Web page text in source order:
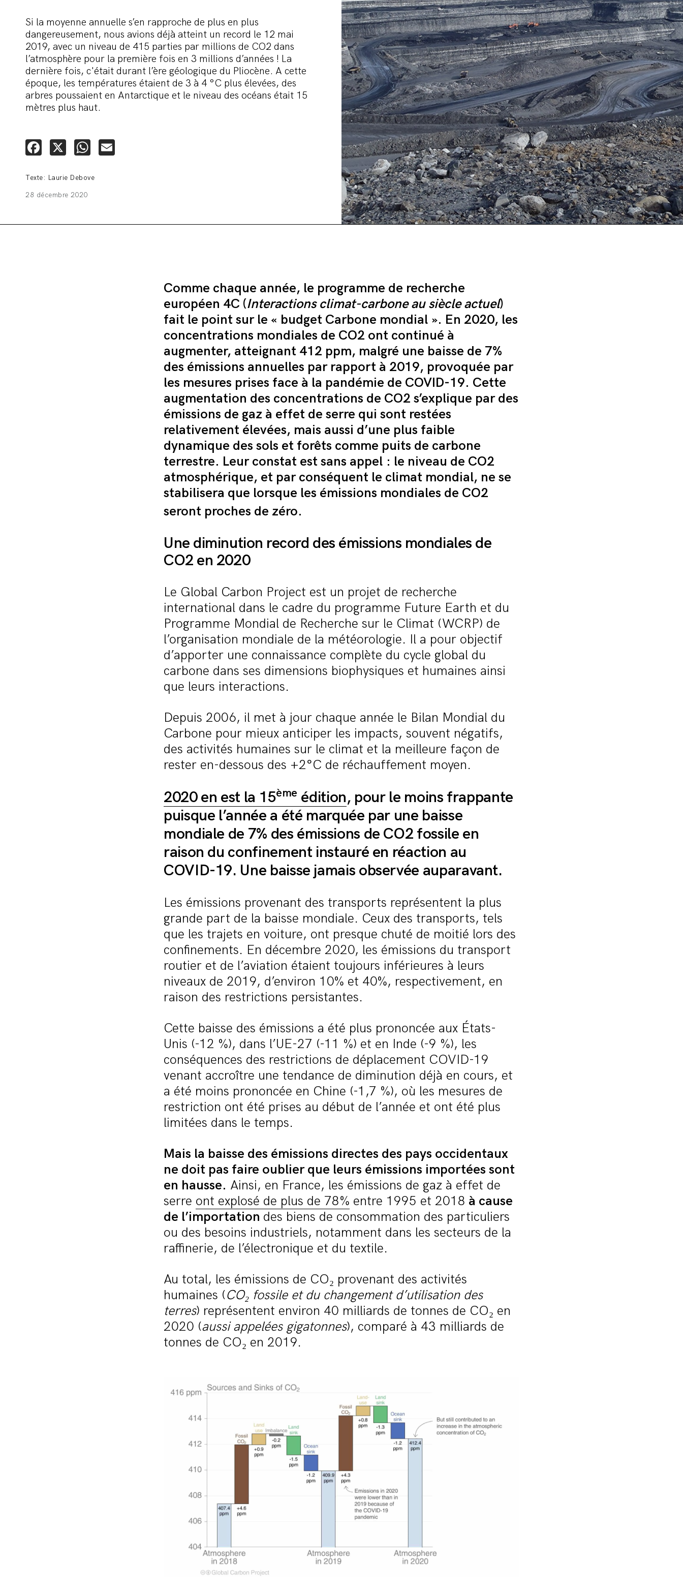
Si la moyenne annuelle s’en rapproche de plus en plus
dangereusement, nous avions déjà atteint un record le 12 mai
2019, avec un niveau de 415 parties par millions de CO2 dans
l’atmosphère pour la première fois en 3 millions d’années ! La
dernière fois, c'était durant l’ère géologique du Pliocène. A cette
époque, les températures étaient de 3 à 4 °C plus élevées, des
arbres poussaient en Antarctique et le niveau des océans était 15
mètres plus haut.
Facebook
X WhatsApp
Texte: Laurie Debove
28 décembre 2020
Comme chaque année, le programme de recherche
européen 4C (Interactions climat-carbone au siècle actuel)
fait le point sur le « budget Carbone mondial ». En 2020, les
concentrations mondiales de CO2 ont continué à
augmenter, atteignant 412 ppm, malgré une baisse de 7%
des émissions annuelles par rapport à 2019, provoquée par
les mesures prises face à la pandémie de COVID-19. Cette
augmentation des concentrations de CO2 s’explique par des
émissions de gaz à effet de serre qui sont restées
relativement élevées, mais aussi d’une plus faible
dynamique des sols et forêts comme puits de carbone
terrestre. Leur constat est sans appel : le niveau de CO2
atmosphérique, et par conséquent le climat mondial, ne se
stabilisera que lorsque les émissions mondiales de CO2
seront proches de zéro.
Une diminution record des émissions mondiales de
CO2 en 2020
Le Global Carbon Project est un projet de recherche
international dans le cadre du programme Future Earth et du
Programme Mondial de Recherche sur le Climat (WCRP) de
l’organisation mondiale de la météorologie. Il a pour objectif
d’apporter une connaissance complète du cycle global du
carbone dans ses dimensions biophysiques et humaines ainsi
que leurs interactions.
Depuis 2006, il met à jour chaque année le Bilan Mondial du
Carbone pour mieux anticiper les impacts, souvent négatifs,
des activités humaines sur le climat et la meilleure façon de
rester en-dessous des +2°C de réchauffement moyen.
2020 en est la 15ème édition, pour le moins frappante
puisque l’année a été marquée par une baisse
mondiale de 7% des émissions de CO2 fossile en
raison du confinement instauré en réaction au
COVID-19. Une baisse jamais observée auparavant.
Les émissions provenant des transports représentent la plus
grande part de la baisse mondiale. Ceux des transports, tels
que les trajets en voiture, ont presque chuté de moitié lors des
confinements. En décembre 2020, les émissions du transport
routier et de l’aviation étaient toujours inférieures à leurs
niveaux de 2019, d’environ 10% et 40%, respectivement, en
raison des restrictions persistantes.
Cette baisse des émissions a été plus prononcée aux États-
Unis (-12 %), dans l’UE-27 (-11 %) et en Inde (-9 %), les
conséquences des restrictions de déplacement COVID-19
venant accroître une tendance de diminution déjà en cours, et
a été moins prononcée en Chine (-1,7 %), où les mesures de
restriction ont été prises au début de l’année et ont été plus
limitées dans le temps.
Mais la baisse des émissions directes des pays occidentaux
ne doit pas faire oublier que leurs émissions importées sont
en hausse. Ainsi, en France, les émissions de gaz à effet de
serre ont explosé de plus de 78% entre 1995 et 2018 à cause
de l’importation des biens de consommation des particuliers
ou des besoins industriels, notamment dans les secteurs de la
raffinerie, de l’électronique et du textile.
Au total, les émissions de CO₂ provenant des activités
humaines (CO₂ fossile et du changement d’utilisation des
terres) représentent environ 40 milliards de tonnes de CO₂ en
2020 (aussi appelées gigatonnes), comparé à 43 milliards de
tonnes de CO₂ en 2019.